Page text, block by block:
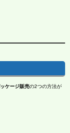
ケージ販売の2つの方法が